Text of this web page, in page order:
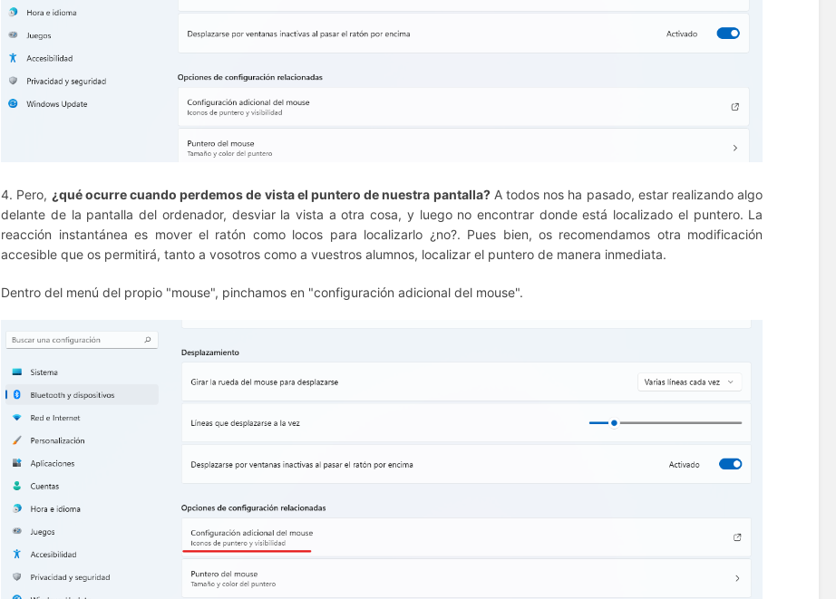
4. Pero, ¿qué ocurre cuando perdemos de vista el puntero de nuestra pantalla? A todos nos ha pasado, estar realizando algo
delante de la pantalla del ordenador, desviar la vista a otra cosa, y luego no encontrar donde está localizado el puntero. La
reacción instantánea es mover el ratón como locos para localizarlo ¿no?. Pues bien, os recomendamos otra modificación
accesible que os permitirá, tanto a vosotros como a vuestros alumnos, localizar el puntero de manera inmediata.
Dentro del menú del propio "mouse", pinchamos en "configuración adicional del mouse".